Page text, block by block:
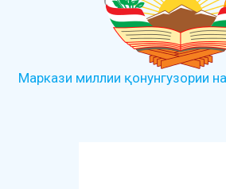
Маркази миллии қонунгузории